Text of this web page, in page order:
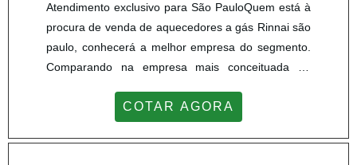
Atendimento exclusivo para São PauloQuem está à
procura de venda de aquecedores a gás Rinnai são
paulo, conhecerá a melhor empresa do segmento.
Comparando na empresa mais conceituada do
qualidade da área de atuação.Quando a busca é
com os colaboradores da Hidrohouse Aquecedores
COTAR AGORA